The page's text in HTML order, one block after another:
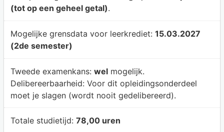
(tot op een geheel getal).
Mogelijke grensdata voor leerkrediet: 15.03.2027
(2de semester)
Tweede examenkans: welmogelijk.
Delibereerbaarheid: Voor dit opleidingsonderdeel
moet je slagen (wordt nooit gedelibereerd).
Totale studietijd: 78,00 uren